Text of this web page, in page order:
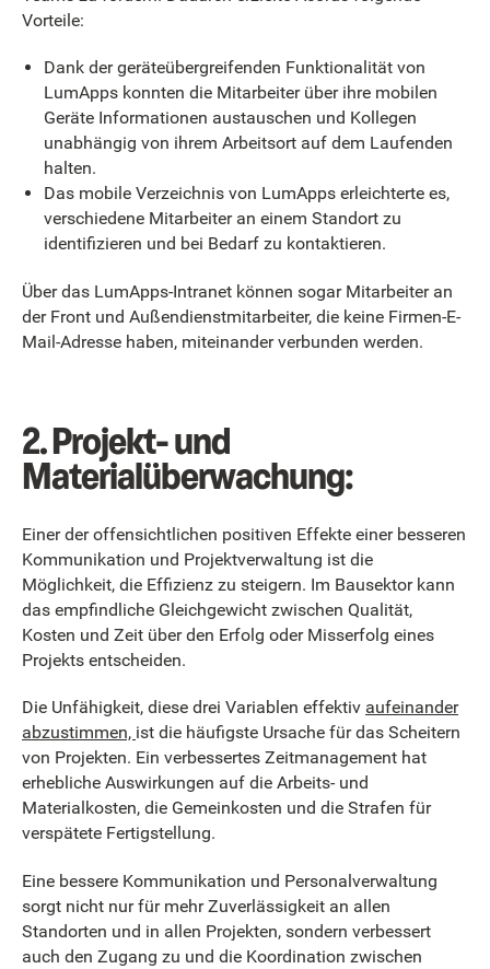
Vorteile:
Dank der geräteübergreifenden Funktionalität von
LumApps konnten die Mitarbeiter über ihre mobilen
Geräte Informationen austauschen und Kollegen
unabhängig von ihrem Arbeitsort auf dem Laufenden
halten.
Das mobile Verzeichnis von LumApps erleichterte es,
verschiedene Mitarbeiter an einem Standort zu
identifizieren und bei Bedarf zu kontaktieren.
Über das LumApps-Intranet können sogar Mitarbeiter an
der Front und Außendienstmitarbeiter, die keine Firmen-E-
Mail-Adresse haben, miteinander verbunden werden.
2. Projekt- und
Materialüberwachung:
Einer der offensichtlichen positiven Effekte einer besseren
Kommunikation und Projektverwaltung ist die
Möglichkeit, die Effizienz zu steigern. Im Bausektor kann
das empfindliche Gleichgewicht zwischen Qualität,
Kosten und Zeit über den Erfolg oder Misserfolg eines
Projekts entscheiden.
Die Unfähigkeit, diese drei Variablen effektiv aufeinander
abzustimmen, ist die häufigste Ursache für das Scheitern
von Projekten. Ein verbessertes Zeitmanagement hat
erhebliche Auswirkungen auf die Arbeits- und
Materialkosten, die Gemeinkosten und die Strafen für
verspätete Fertigstellung.
Eine bessere Kommunikation und Personalverwaltung
sorgt nicht nur für mehr Zuverlässigkeit an allen
Standorten und in allen Projekten, sondern verbessert
auch den Zugang zu und die Koordination zwischen